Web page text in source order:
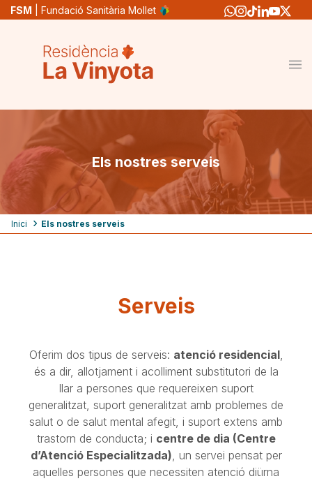
Vés
contingut
FSM | Fundació Sanitària Mollet
Els nostres serveis
Fil
Inici Els nostres serveis
Serveis
Oferim dos tipus de serveis: atenció residencial,
és a dir, allotjament i acolliment substitutori de la
llar a persones que requereixen suport
generalitzat, suport generalitzat amb problemes de
salut o de salut mental afegit, i suport extens amb
trastorn de conducta; i centre de dia (Centre
d’Atenció Especialitzada), un servei pensat per
aquelles persones que necessiten atenció diürna